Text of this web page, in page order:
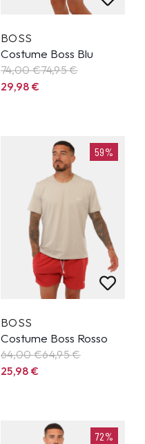
BOSS
Costume Boss Blu
74,00 €74,95€
29,98€
59%
BOSS
Costume Boss Rosso
64,00 €64,95€
25,98€
72%